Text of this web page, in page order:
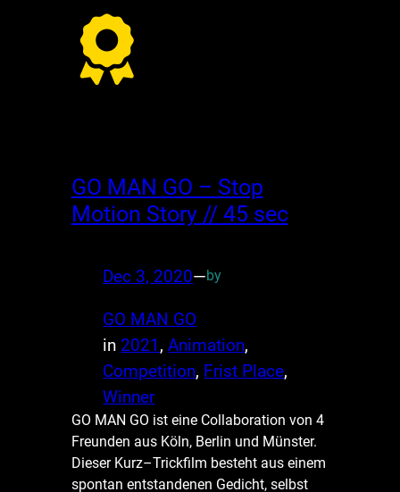
GO MAN GO – Stop
Motion Story // 45 sec
Dec 3, 2020—by
GO MAN GO
in 2021 , Animation
Competition, Frist Place
Winner
GO MAN GO ist eine Collaboration von 4
Freunden aus Köln, Berlin und Münster.
Dieser Kurz–Trickfilm besteht aus einem
spontan entstandenen Gedicht, selbst